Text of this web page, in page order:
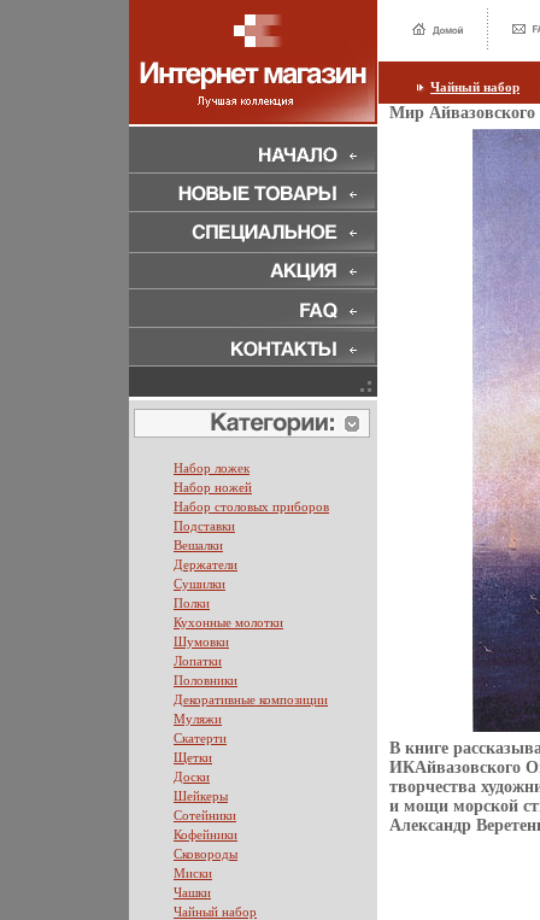
Чайный набор
Мир Айвазовского
В книге
ИКАйвазовского
творчества
и мощи морской
Александр
Набор ложек
Набор ножей
Набор столовых приборов
Подставки
Вешалки
Держатели
Сушилки
Полки
Кухонные молотки
Шумовки
Лопатки
Половники
Декоративные композиции
Муляжи
Скатерти
Щетки
Доски
Шейкеры
Сотейники
Кофейники
Сковороды
Миски
Чашки
Чайный набор